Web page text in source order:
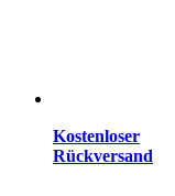
Kostenloser
Rückversand